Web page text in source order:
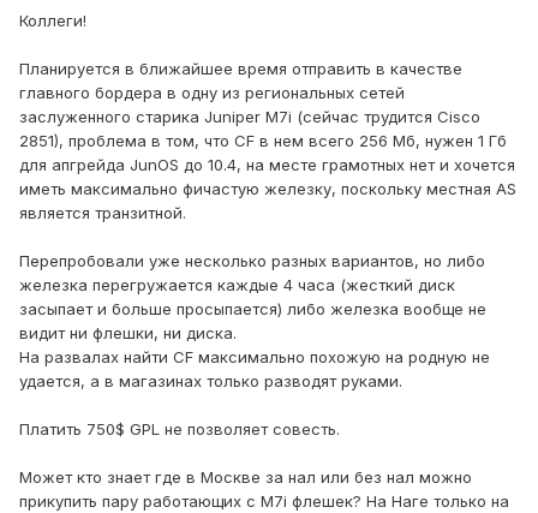
Коллеги!
Планируется в ближайшее время отправить в качестве
главного бордера в одну из региональных сетей
заслуженного старика Juniper M7i (сейчас трудится Cisco
2851), проблема в том, что CF в нем всего 256 Мб, нужен 1 Гб
для апгрейда JunOS до 10.4, на месте грамотных нет и хочется
иметь максимально фичастую железку, поскольку местная AS
является транзитной.
Перепробовали уже несколько разных вариантов, но либо
железка перегружается каждые 4 часа (жесткий диск
засыпает и больше просыпается) либо железка вообще не
видит ни флешки, ни диска.
На развалах найти CF максимально похожую на родную не
удается, а в магазинах только разводят руками.
Платить 750$ GPL не позволяет совесть.
Может кто знает где в Москве за нал или без нал можно
прикупить пару работающих с M7i флешек? На Наге только на